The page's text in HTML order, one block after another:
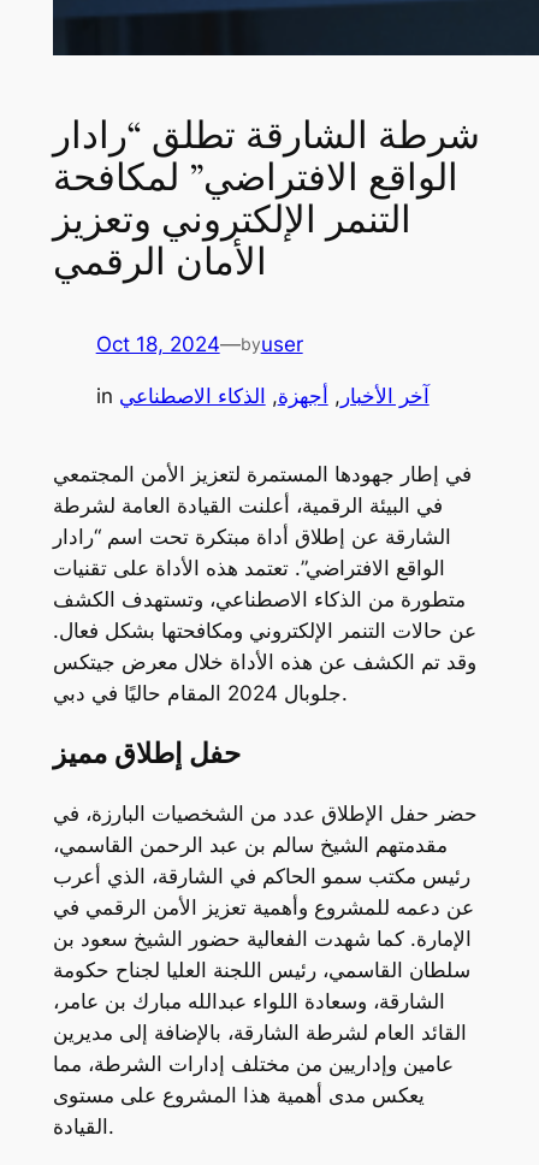
شرطة الشارقة تطلق “رادار
الواقع الافتراضي” لمكافحة
التنمر الإلكتروني وتعزيز
الأمان الرقمي
Oct 18, 2024—byuser
in آخر الأخبار , أجهزة, الذكاء الاصطناعي
في إطار جهودها المستمرة لتعزيز الأمن المجتمعي
في البيئة الرقمية، أعلنت القيادة العامة لشرطة
الشارقة عن إطلاق أداة مبتكرة تحت اسم “رادار
الواقع الافتراضي”. تعتمد هذه الأداة على تقنيات
متطورة من الذكاء الاصطناعي، وتستهدف الكشف
عن حالات التنمر الإلكتروني ومكافحتها بشكل فعال.
وقد تم الكشف عن هذه الأداة خلال معرض جيتكس
جلوبال 2024 المقام حاليًا في دبي.
حفل إطلاق مميز
حضر حفل الإطلاق عدد من الشخصيات البارزة، في
مقدمتهم الشيخ سالم بن عبد الرحمن القاسمي،
رئيس مكتب سمو الحاكم في الشارقة، الذي أعرب
عن دعمه للمشروع وأهمية تعزيز الأمن الرقمي في
الإمارة. كما شهدت الفعالية حضور الشيخ سعود بن
سلطان القاسمي، رئيس اللجنة العليا لجناح حكومة
الشارقة، وسعادة اللواء عبدالله مبارك بن عامر،
القائد العام لشرطة الشارقة، بالإضافة إلى مديرين
عامين وإداريين من مختلف إدارات الشرطة، مما
يعكس مدى أهمية هذا المشروع على مستوى
القيادة.